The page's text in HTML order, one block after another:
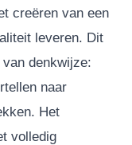
creëren van een
leveren. Dit
denkwijze:
naar
Het
volledig